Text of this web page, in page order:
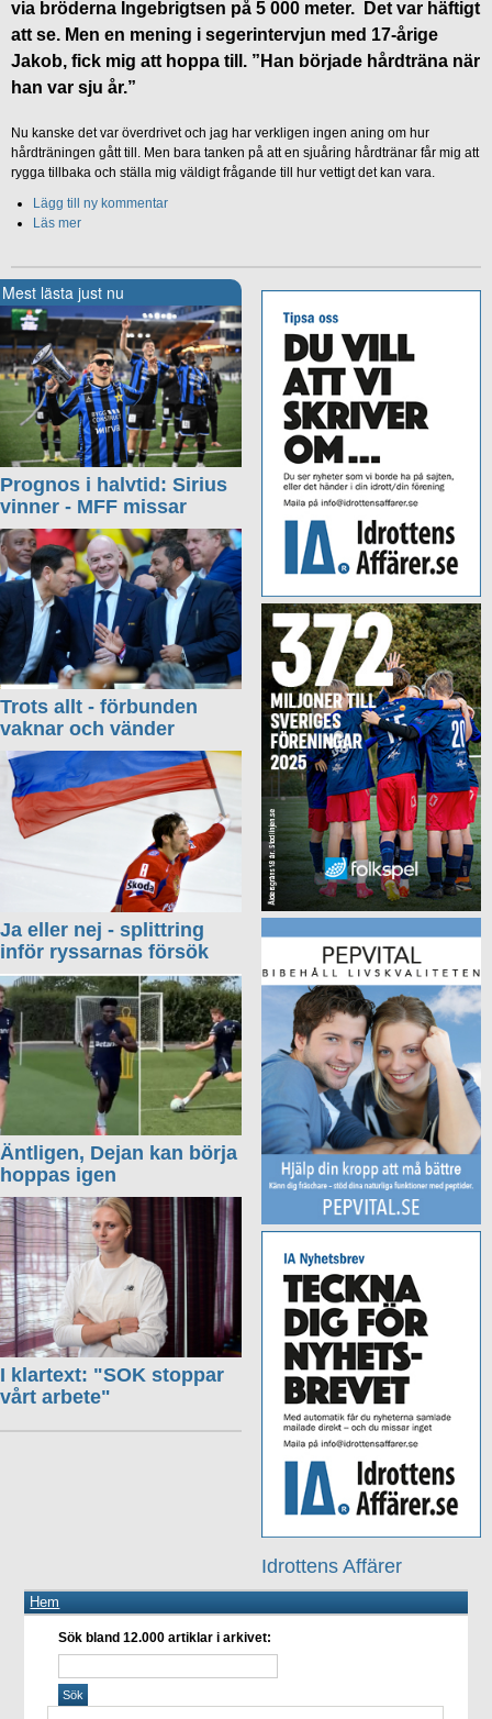
via bröderna Ingebrigtsen på 5 000 meter. Det var häftigt
att se. Men en mening i segerintervjun med 17-årige
Jakob, fick mig att hoppa till. ”Han började hårdträna när
han var sju år.”
Nu kanske det var överdrivet och jag har verkligen ingen aning om hur
hårdträningen gått till. Men bara tanken på att en sjuåring hårdtränar får mig att
rygga tillbaka och ställa mig väldigt frågande till hur vettigt det kan vara.
Lägg till ny kommentar
Läs mer
Idrottens Affärer
Mest lästa just nu
Prognos i halvtid: Sirius
vinner - MFF missar
Trots allt - förbunden
vaknar och vänder
Ja eller nej - splittring
inför ryssarnas försök
Äntligen, Dejan kan börja
hoppas igen
I klartext: "SOK stoppar
vårt arbete"
Hem
Sök bland 12.000 artiklar i arkivet: